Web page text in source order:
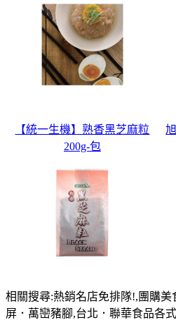
【統一生機】熟香黑芝麻粒
200g-包
相關搜尋:熱銷名店免排隊!,團購美
屏．萬巒豬腳,台北．聯華食品各